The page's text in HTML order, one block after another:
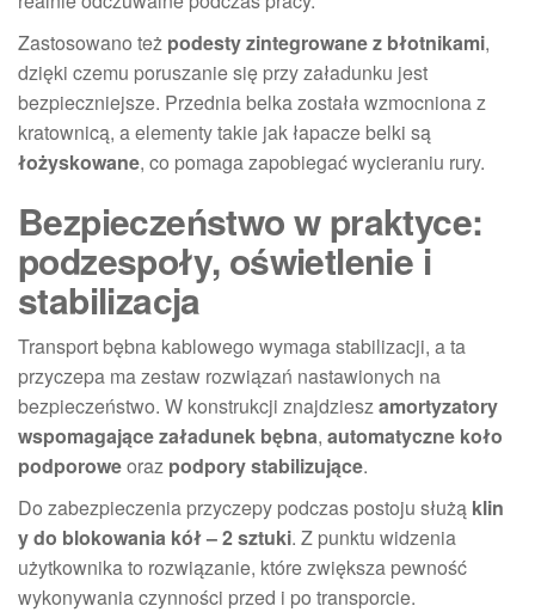
Zastosowano też podesty zintegrowane z błotnikami,
dzięki czemu poruszanie się przy załadunku jest
bezpieczniejsze. Przednia belka została wzmocniona z
kratownicą, a elementy takie jak łapacze belki są
łożyskowane, co pomaga zapobiegać wycieraniu rury.
Bezpieczeństwo w praktyce:
podzespoły, oświetlenie i
stabilizacja
Transport bębna kablowego wymaga stabilizacji, a ta
przyczepa ma zestaw rozwiązań nastawionych na
bezpieczeństwo. W konstrukcji znajdzieszamortyzatory
wspomagające załadunek bębna, automatyczne koło
podporoweoraz podpory stabilizujące.
Do zabezpieczenia przyczepy podczas postoju służą klin
y do blokowania kół – 2 sztuki. Z punktu widzenia
użytkownika to rozwiązanie, które zwiększa pewność
wykonywania czynności przed i po transporcie.